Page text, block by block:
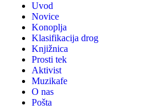
Uvod
Novice
Konoplja
Klasifikacija drog
Knjižnica
Prosti tek
Aktivist
Muzikafe
O nas
Pošta